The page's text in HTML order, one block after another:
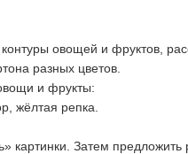
овощей и фруктов,
разных цветов.
и фрукты:
жёлтая репка.
картинки. Затем